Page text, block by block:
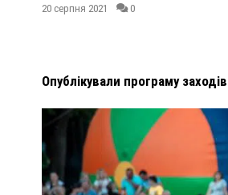
20 серпня 2021 0
Опублікували програму